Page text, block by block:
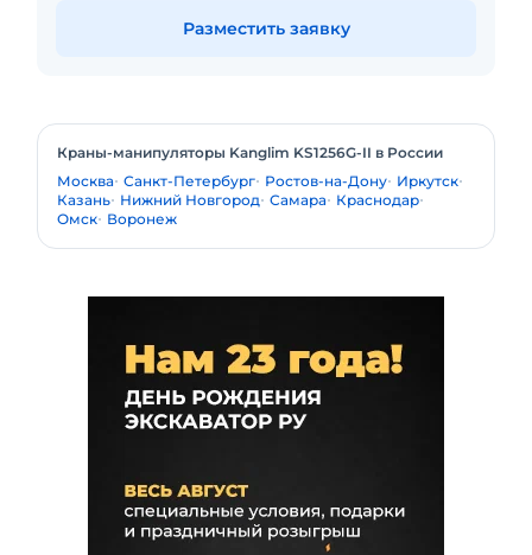
Разместить заявку
Краны-манипуляторы Kanglim KS1256G-II в России
Москва Санкт-Петербург Ростов-на-Дону Иркутск
Казань Нижний Новгород Самара Краснодар
Омск Воронеж